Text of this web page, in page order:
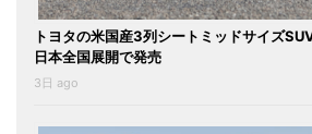
トヨタの米国産3列シートミッドサイズ
日本全国展開で発売
3日 ago